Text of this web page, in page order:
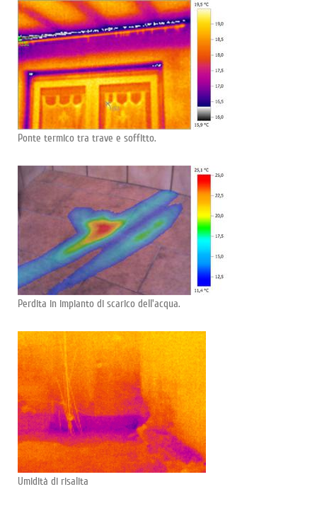
Ponte termico tra trave e soffitto.
Perdita in impianto di scarico dell'acqua.
Umidità di risalita